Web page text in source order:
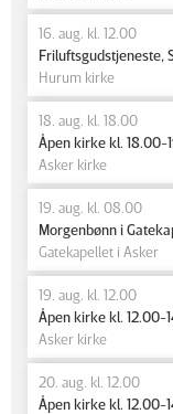
16. aug. kl. 12.00
Friluftsgudstjeneste,
Hurum kirke
18. aug. kl. 18.00
Åpen kirke kl. 18.00-
Asker kirke
19. aug. kl. 08.00
Morgenbønn i
Gatekapellet i Asker
19. aug. kl. 12.00
Åpen kirke kl. 12.00-
Asker kirke
20. aug. kl. 12.00
Åpen kirke kl. 12.00-